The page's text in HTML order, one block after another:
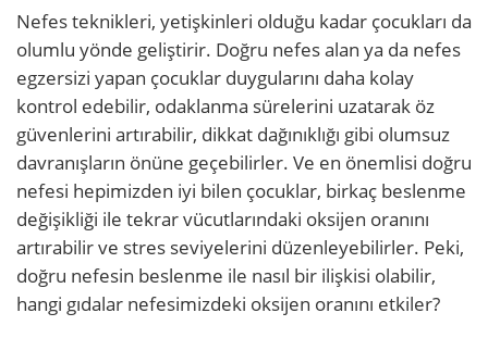
Nefes teknikleri, yetişkinleri olduğu kadar çocukları da
olumlu yönde geliştirir. Doğru nefes alan ya da nefes
egzersizi yapan çocuklar duygularını daha kolay
kontrol edebilir, odaklanma sürelerini uzatarak öz
güvenlerini artırabilir, dikkat dağınıklığı gibi olumsuz
davranışların önüne geçebilirler. Ve en önemlisi doğru
nefesi hepimizden iyi bilen çocuklar, birkaç beslenme
değişikliği ile tekrar vücutlarındaki oksijen oranını
artırabilir ve stres seviyelerini düzenleyebilirler. Peki,
doğru nefesin beslenme ile nasıl bir ilişkisi olabilir,
hangi gıdalar nefesimizdeki oksijen oranını etkiler?